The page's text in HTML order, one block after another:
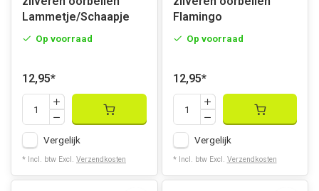
Lammetje/Schaapje
Op voorraad
12,95*
Vergelijk
* Incl. btw Excl. Verzendkosten
Flamingo
Op voorraad
12,95*
Vergelijk
* Incl. btw Excl. Verzendkosten